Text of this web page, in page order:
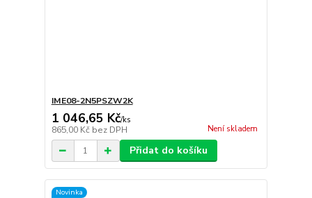
IME08-2N5PSZW2K
1 046,65 Kč/ks
865,00 Kč bez DPH Není skladem
Přidat do košíku
Novinka